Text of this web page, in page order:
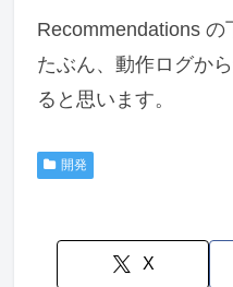
Recommendations の
たぶん、動作ログか
ると思います。
開発
X